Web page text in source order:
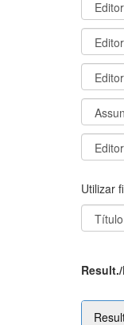
Utilizar